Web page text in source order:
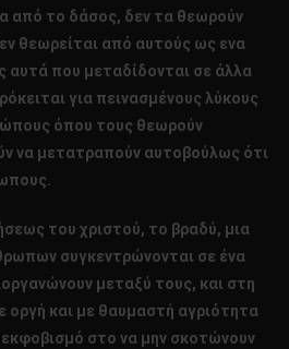
από το δάσος, δεν τα θεωρούν
θεωρείται από αυτούς ως ενα
που μεταδίδονται σε άλλα
για πεινασμένους λύκους
όπου τους θεωρούν
να μετατραπούν αυτοβούλως ότι
του χριστού, το βραδύ, μια
συγκεντρώνονται σε ένα
μεταξύ τους, και στη
οργή και με θαυμαστή αγριότητα
στο να μην σκοτώνουν